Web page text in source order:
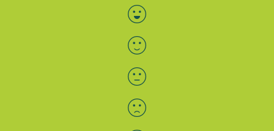
Bewertung auswählen